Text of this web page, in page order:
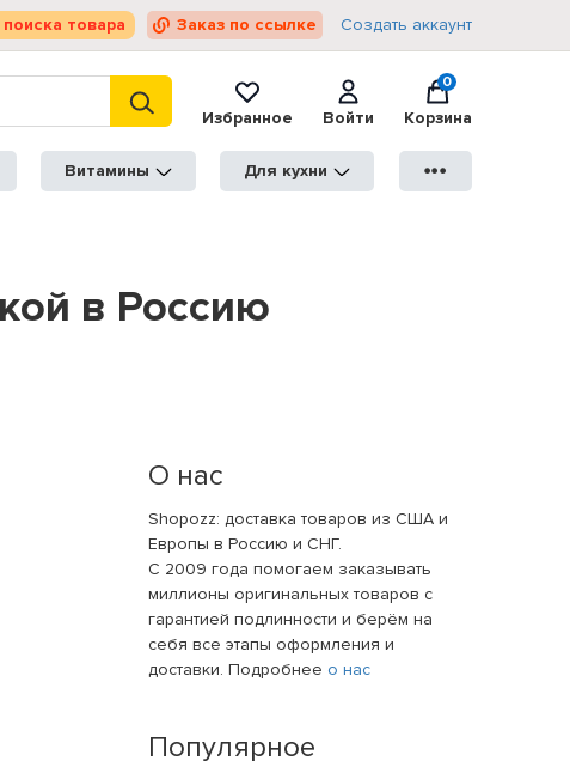
поиска товара Заказ по ссылке Создать аккаунт
Избранное
Войти
0
Корзина
Витамины Для кухни ●●●
в Россию
О нас
Shopozz: доставка товаров из США и
Европы в Россию и СНГ.
С 2009 года помогаем заказывать
миллионы оригинальных товаров с
гарантией подлинности и берём на
себя все этапы оформления и
доставки. Подробнее о нас
Популярное